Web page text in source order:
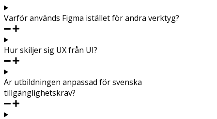
Varför används Figma istället för andra verktyg?
Hur skiljer sig UX från UI?
Är utbildningen anpassad för svenska
tillgänglighetskrav?